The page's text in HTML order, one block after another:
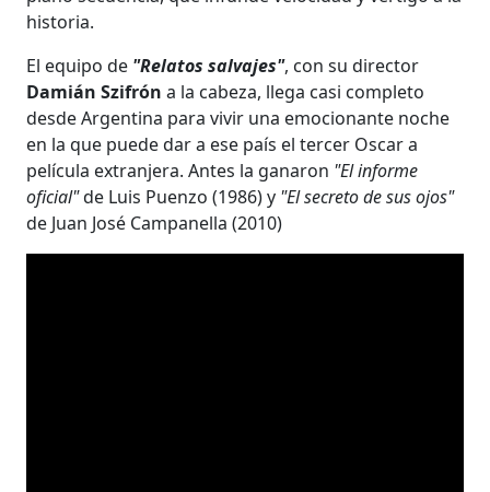
historia.
El equipo de "Relatos salvajes", con su director
Damián Szifrón a la cabeza, llega casi completo
desde Argentina para vivir una emocionante noche
en la que puede dar a ese país el tercer Oscar a
película extranjera. Antes la ganaron "El informe
oficial"de Luis Puenzo (1986) y "El secreto de sus ojos"
de Juan José Campanella (2010)